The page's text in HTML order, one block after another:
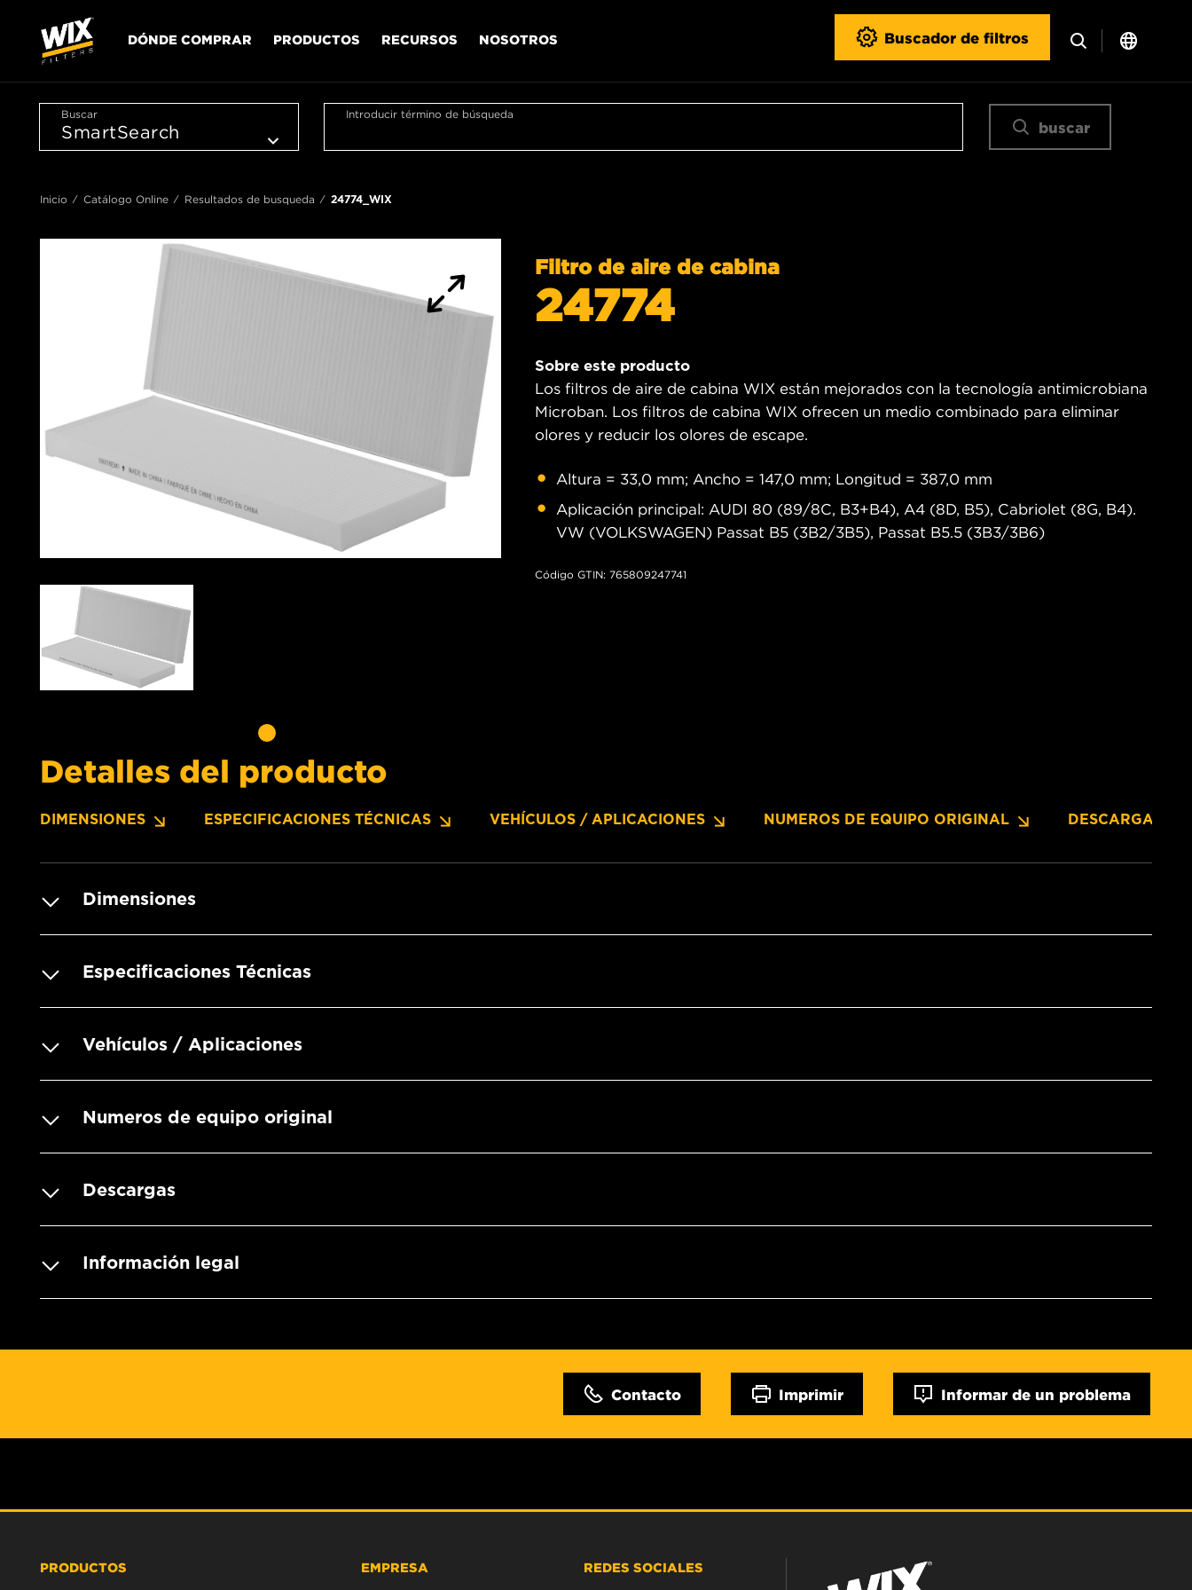
DÓNDE COMPRAR PRODUCTOS RECURSOS NOSOTROS Buscador de filtros
Buscar Introducir término de búsqueda
buscar
Inicio Catálogo Online Resultados de busqueda 24774_WIX
Filtro de aire de cabina
24774
Sobre este producto
Los filtros de aire de cabina WIX están mejorados con la tecnología antimicrobiana
Microban. Los filtros de cabina WIX ofrecen un medio combinado para eliminar
olores y reducir los olores de escape.
Altura = 33,0 mm; Ancho = 147,0 mm; Longitud = 387,0 mm
Aplicación principal: AUDI 80 (89/8C, B3+B4), A4 (8D, B5), Cabriolet (8G, B4).
VW (VOLKSWAGEN) Passat B5 (3B2/3B5), Passat B5.5 (3B3/3B6)
Código GTIN: 765809247741
Detalles del producto
DIMENSIONES ESPECIFICACIONES TÉCNICAS VEHÍCULOS / APLICACIONES NUMEROS DE EQUIPO ORIGINAL DESCARGAS
Dimensiones
Especificaciones Técnicas
Vehículos / Aplicaciones
Numeros de equipo original
Descargas
Información legal
Contacto Imprimir Informar de un problema
PRODUCTOS EMPRESA REDES SOCIALES